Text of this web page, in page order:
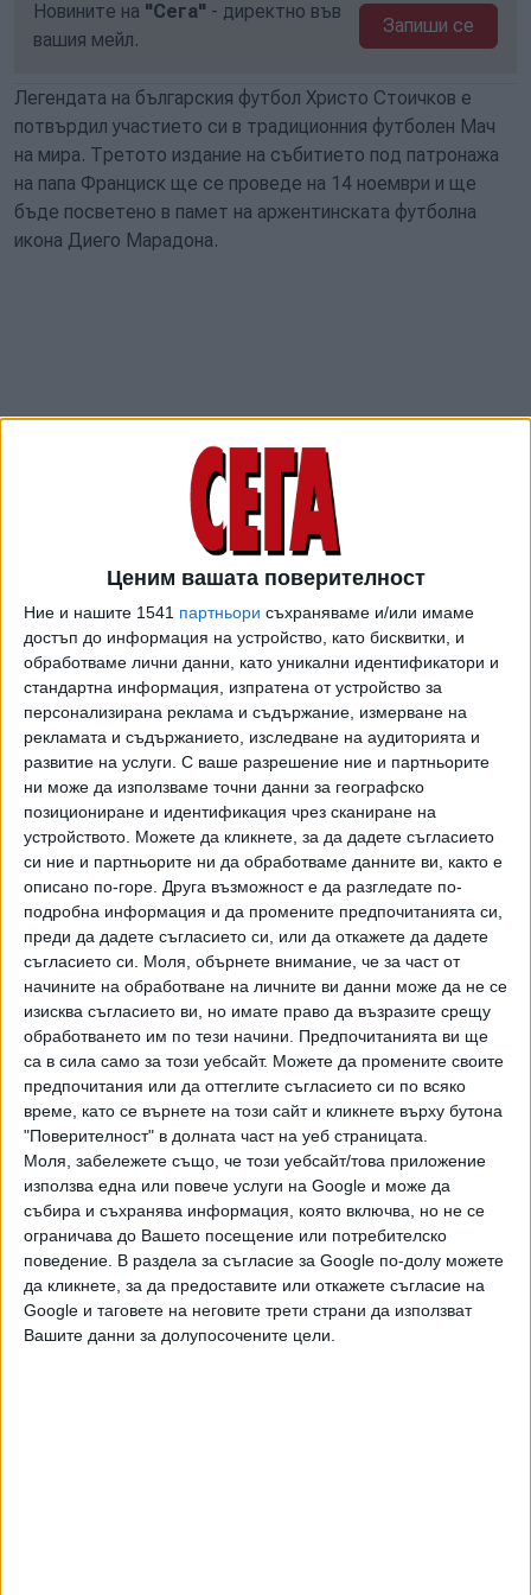
Ценим вашата поверителност
Ние и нашите 1541 партньори съхраняваме и/или имаме
достъп до информация на устройство, като бисквитки, и
обработваме лични данни, като уникални идентификатори и
стандартна информация, изпратена от устройство за
персонализирана реклама и съдържание, измерване на
рекламата и съдържанието, изследване на аудиторията и
развитие на услуги. С ваше разрешение ние и партньорите
ни може да използваме точни данни за географско
позициониране и идентификация чрез сканиране на
устройството. Можете да кликнете, за да дадете съгласието
си ние и партньорите ни да обработваме данните ви, както е
описано по-горе. Друга възможност е да разгледате по-
подробна информация и да промените предпочитанията си,
преди да дадете съгласието си, или да откажете да дадете
съгласието си.
Моля, обърнете внимание, че за част от
начините на обработване на личните ви данни може да не се
изисква съгласието ви, но имате право да възразите срещу
обработването им по тези начини. Предпочитанията ви ще
са в сила само за този уебсайт. Можете да промените своите
предпочитания или да оттеглите съгласието си по всяко
време, като се върнете на този сайт и кликнете върху бутона
"Поверителност" в долната част на уеб страницата.
Моля, забележете също, че този уебсайт/това приложение
използва една или повече услуги на Google и може да
събира и съхранява информация, която включва, но не се
ограничава до Вашето посещение или потребителско
поведение. В раздела за съгласие за Google по-долу можете
да кликнете, за да предоставите или откажете съгласие на
Google и таговете на неговите трети страни да използват
Вашите данни за долупосочените цели.
Новините на "Сега" - директно във
вашия мейл.
Запиши се
Легендата на българския футбол Христо Стоичков е
потвърдил участието си в традиционния футболен Мач
на мира. Третото издание на събитието под патронажа
на папа Франциск ще се проведе на 14 ноември и ще
бъде посветено в памет на аржентинската футболна
икона Диего Марадона.
Арена на двубоя между някои от най-големите имена в
историята на футбола отново ще бъде "Стадио
Олимпико" в Рим, където се проведоха и първите два
мача под егидата на главата на Римокатолическата
църква - на 1 септември 2014 г. и на 12 октомври 2016 г.
Тази година мачът ще се състои само шест дни преди
откриването на Мондиал `22 в Катар (20 ноември - 18
декември).
Освен Стоичков своето участие са заявили още куп
настоящи и бивши суперзвезди на футбола, начело с
Лионел Меси, Роналдиньо, Джанлуиджи Буфон, Клаудио
Каниджа, Луис Суарес и Чиро Ферара. Треньор на
Отбора на света ще бъде португалецът Жозе Моуриньо.
Освен традиционния призив за мир по света, двубоят ще
отбележи и втората годишнина от смъртта на Марадона.
Световният шампион от 1986 г., считан за най-добрия
футболист на своето време и за един от най-добрите
въобще, почина на 60-годишна възраст на 25 ноември
2020 г.
Последвайте ни и в
Ако искате да подкрепите независимата
и качествена журналистика в “Сега”,
можете да направите дарение през
PayPal